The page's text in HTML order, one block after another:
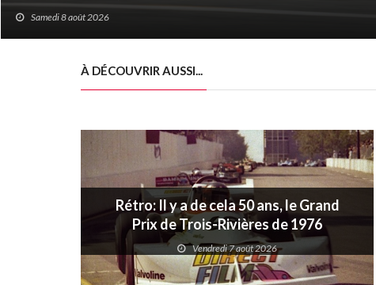
Samedi 8 août 2026
À DÉCOUVRIR AUSSI...
Rétro: Il y a de cela 50 ans, le Grand
Prix de Trois-Rivières de 1976
Vendredi 7 août 2026